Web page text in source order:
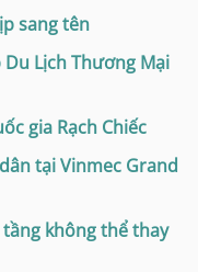
sang tên
Du Lịch Thương Mại
gia Rạch Chiếc
tại Vinmec Grand
không thể thay